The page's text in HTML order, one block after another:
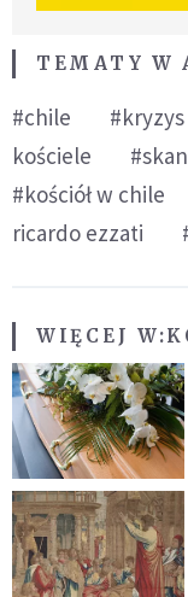
TEMATY W
#chile
kościele
#kościół w chile
ricardo ezzati
WIĘCEJ W: